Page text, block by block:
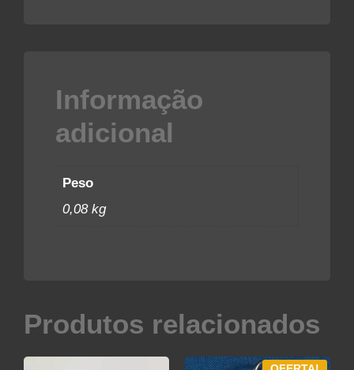
Informação
adicional
Peso
0,08 kg
Produtos relacionados